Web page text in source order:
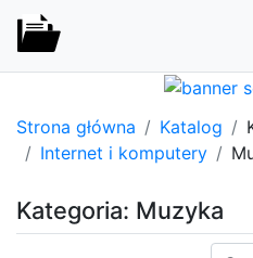
Strona główna Katalog
Internet i komputery
Kategoria: Muzyka